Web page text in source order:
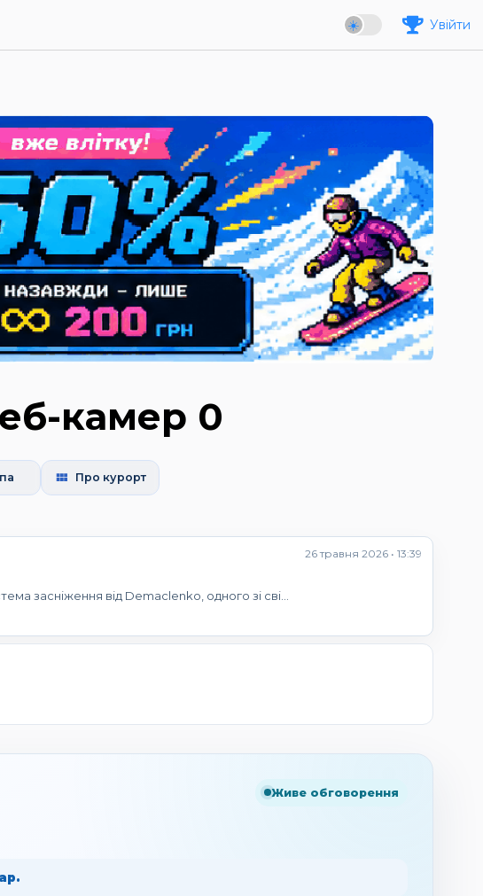
Увійти
камер 0
Про курорт
26 травня 2026 • 13:39
засніження від Demaclenko, одного зі сві…
Живе обговорення